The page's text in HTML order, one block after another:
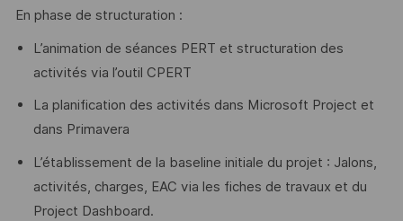
En phase de structuration :
L’animation de séances PERT et structuration des
activités via l’outil CPERT
La planification des activités dans Microsoft Project et
dans Primavera
L’établissement de la baseline initiale du projet : Jalons,
activités, charges, EAC via les fiches de travaux et du
Project Dashboard.